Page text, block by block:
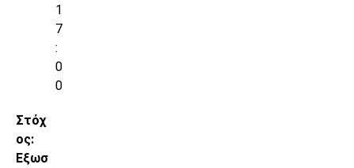
1
7
:
0
0
Στόχ
ος:
Εξωσ